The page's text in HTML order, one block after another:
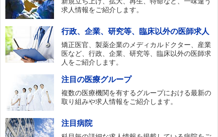
求人情報をご紹介します。
行政、企業、研究等、臨床以外の医師求人
矯正医官、製薬企業のメディカルドクター、産業
医など、行政、企業、研究等、臨床以外の医師求
人をご紹介します。
注目の医療グループ
複数の医療機関を有するグループにおける最新の
取り組みや求人情報をご紹介します。
注目病院